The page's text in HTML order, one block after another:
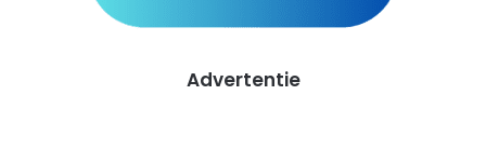
Advertentie